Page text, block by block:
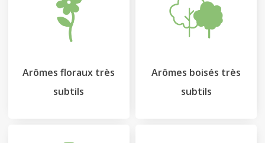
Arômes floraux très
subtils
Arômes boisés très
subtils